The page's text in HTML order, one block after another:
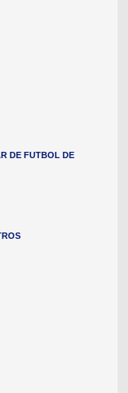
DE FUTBOL DE